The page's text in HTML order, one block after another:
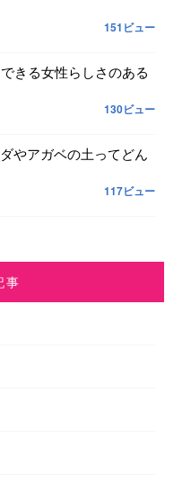
151ビュー
きる女性らしさのある
130ビュー
やアガベの土ってどん
117ビュー
事